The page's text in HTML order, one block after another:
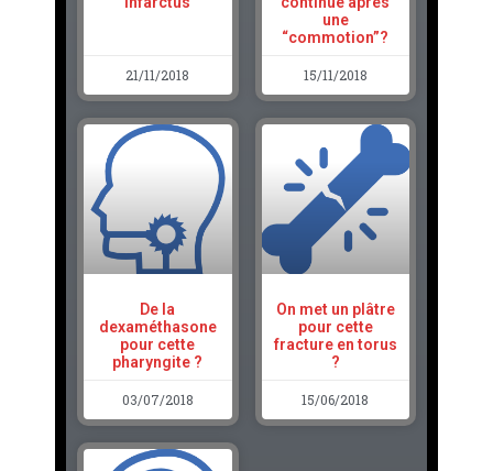
21/11/2018
une
“commotion”?
15/11/2018
De la
dexaméthasone
pour cette
pharyngite ?
03/07/2018
On met un plâtre
pour cette
fracture en torus
?
15/06/2018